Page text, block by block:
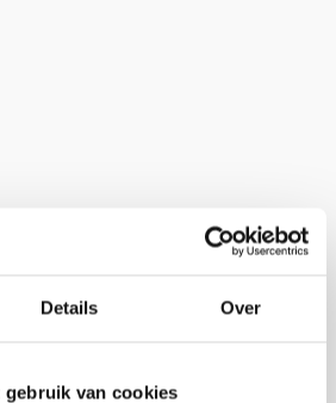
Details Over
gebruik van cookies